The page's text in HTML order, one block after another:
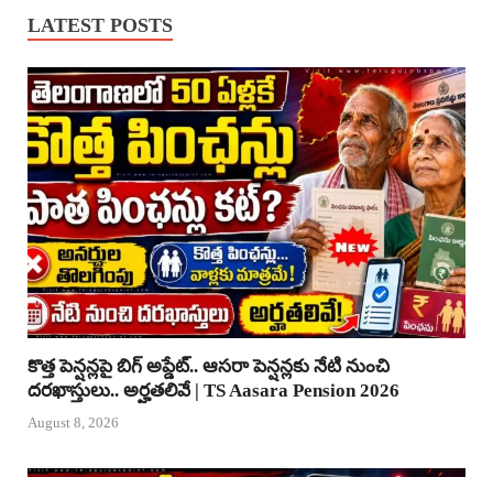
LATEST POSTS
కొత్త పెన్షన్లపై బిగ్ అప్డేట్.. ఆసరా పెన్షన్లకు నేటి నుంచి
దరఖాస్తులు.. అర్హతలివే | TS Aasara Pension 2026
August 8, 2026